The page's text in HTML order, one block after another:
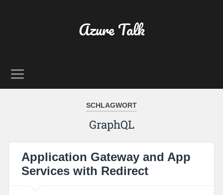
Azure Talk
SCHLAGWORT
GraphQL
Application Gateway and App
Services with Redirect